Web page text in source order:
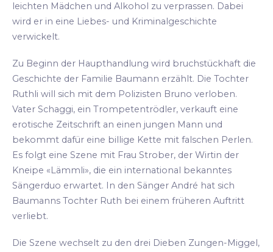
leichten Mädchen und Alkohol zu verprassen. Dabei
wird er in eine Liebes- und Kriminalgeschichte
verwickelt.
Zu Beginn der Haupthandlung wird bruchstückhaft die
Geschichte der Familie Baumann erzählt. Die Tochter
Ruthli will sich mit dem Polizisten Bruno verloben.
Vater Schaggi, ein Trompetentrödler, verkauft eine
erotische Zeitschrift an einen jungen Mann und
bekommt dafür eine billige Kette mit falschen Perlen.
Es folgt eine Szene mit Frau Strober, der Wirtin der
Kneipe «Lämmli», die ein international bekanntes
Sängerduo erwartet. In den Sänger André hat sich
Baumanns Tochter Ruth bei einem früheren Auftritt
verliebt.
Die Szene wechselt zu den drei Dieben Zungen-Miggel,